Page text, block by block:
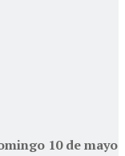
10 de mayo